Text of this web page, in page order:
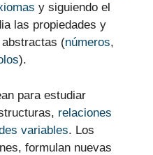
y siguiendo el
las propiedades y
(números,
).
para estudiar
relaciones
variables. Los
formulan nuevas